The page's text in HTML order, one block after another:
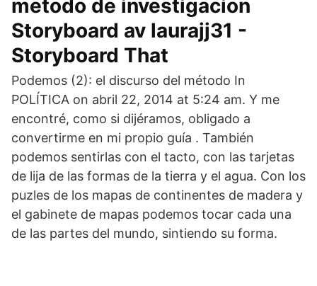
metodo de investigacion
Storyboard av laurajj31 -
Storyboard That
Podemos (2): el discurso del método In
POLÍTICA on abril 22, 2014 at 5:24 am. Y me
encontré, como si dijéramos, obligado a
convertirme en mi propio guía . También
podemos sentirlas con el tacto, con las tarjetas
de lija de las formas de la tierra y el agua. Con los
puzles de los mapas de continentes de madera y
el gabinete de mapas podemos tocar cada una
de las partes del mundo, sintiendo su forma.